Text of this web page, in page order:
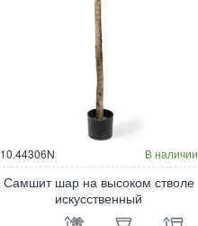
10.44306N В наличии
Самшит шар на высоком стволе
искусственный